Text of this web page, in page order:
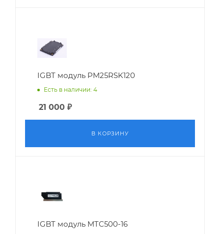
IGBT модуль PM25RSK120
Есть в наличии: 4
21 000 ₽
В КОРЗИНУ
IGBT модуль MTC500-16